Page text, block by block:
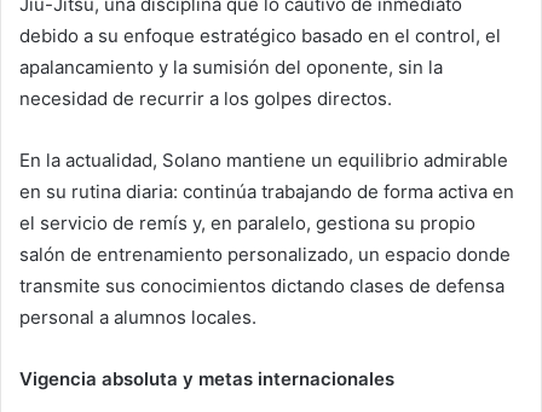
debido a su enfoque estratégico basado en el control, el
apalancamiento y la sumisión del oponente, sin la
necesidad de recurrir a los golpes directos.
En la actualidad, Solano mantiene un equilibrio admirable
en su rutina diaria: continúa trabajando de forma activa en
el servicio de remís y, en paralelo, gestiona su propio
salón de entrenamiento personalizado, un espacio donde
transmite sus conocimientos dictando clases de defensa
personal a alumnos locales.
Vigencia absoluta y metas internacionales